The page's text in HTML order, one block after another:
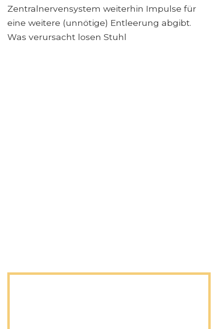
Zentralnervensystem weiterhin Impulse für
eine weitere (unnötige) Entleerung abgibt.
Was verursacht losen Stuhl